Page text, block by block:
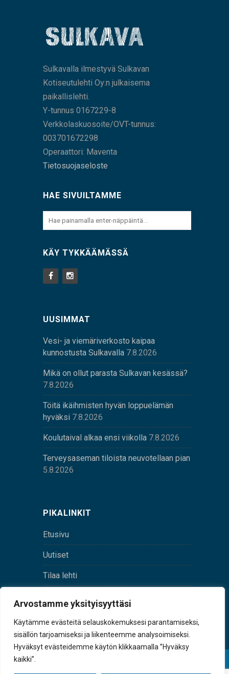
Arvostamme yksityisyyttäsi
Käytämme evästeitä selauskokemuksesi parantamiseksi,
sisällön tarjoamiseksi ja liikenteemme analysoimiseksi.
Hyväksyt evästeidemme käytön klikkaamalla ”Hyväksy
kaikki”.
Sulkavalla ilmestyvä Sulkavan
Kotiseutulehti Oy:n julkaisema
paikallislehti.
Y-tunnus 0167229-8
Verkkolaskuosoite/OVT-tunnus:
003701672298
Operaattori: Maventa
Tietosuojaseloste
HAE SIVUILTAMME
KÄY TYKKÄÄMÄSSÄ
UUSIMMAT
Vesi- ja viemäriverkosto kaipaa
kunnostusta Sulkavalla 7.8.2026
Mikä on ollut parasta Sulkavan kesässä?
7.8.2026
Töitä ikäihmisten hyvän loppuelämän
hyväksi 7.8.2026
Koulutaival alkaa ensi viikolla 7.8.2026
Terveysaseman tiloista neuvotellaan pian
5.8.2026
PIKALINKIT
Etusivu
Uutiset
Tilaa lehti